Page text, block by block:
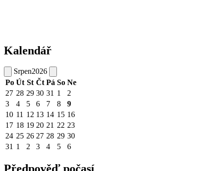
Kalendář
Srpen2026
Po Út St Čt Pá So Ne
27 28 29 30 31 1
2
3
4 5 6 7 8
9
10 11 12 13 14 15 16
17 18 19 20 21 22 23
24 25 26 27 28 29 30
31 1 2 3 4 5 6